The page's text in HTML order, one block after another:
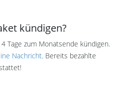
kündigen?
Tage zum Monatsende kündigen.
Nachricht. Bereits bezahlte